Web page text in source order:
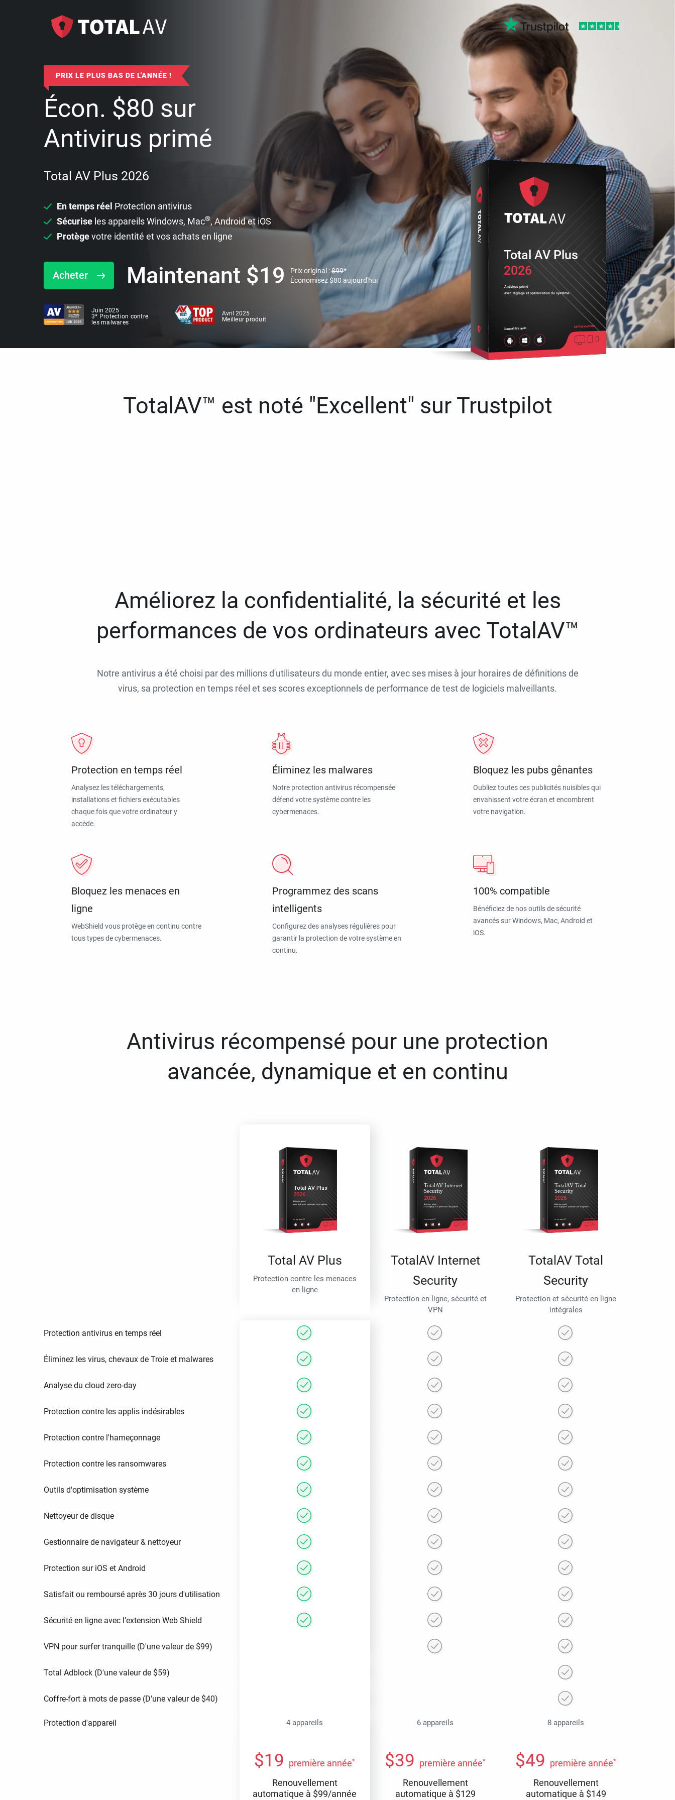
PRIX LE PLUS BAS DE L'ANNÉE !
Écon. $80 sur
Antivirus primé
Total AV Plus 2026
En temps réel Protection antivirus
Sécurise les appareils Windows, Mac®, Android et iOS
Protègevotre identité et vos achats en ligne
Acheter Maintenant $19 Prix original :$99*
Économisez$80 aujourd'hui
Juin 2025
3* Protection contre
les malwares
Avril 2025
Meilleur produit
2026
Antivirus primé
avec réglage et optimisation du système
Compatible avec Multiplateforme
Total AV Plus
TotalAV™ est noté "Excellent" sur Trustpilot
Améliorez la confidentialité, la sécurité et les
performances de vos ordinateurs avec TotalAV™
Notre antivirus a été choisi par des millions d'utilisateurs du monde entier, avec ses mises à jour horaires de définitions de
virus, sa protection en temps réel et ses scores exceptionnels de performance de test de logiciels malveillants.
Protection en temps réel
Analysez les téléchargements,
installations et fichiers exécutables
chaque fois que votre ordinateur y
accède.
Éliminez les malwares
Notre protection antivirus récompensée
défend votre système contre les
cybermenaces.
Bloquez les pubs gênantes
Oubliez toutes ces publicités nuisibles qui
envahissent votre écran et encombrent
votre navigation.
Bloquez les menaces en
ligne
WebShield vous protège en continu contre
tous types de cybermenaces.
Programmez des scans
intelligents
Configurez des analyses régulières pour
garantir la protection de votre système en
continu.
100% compatible
Bénéficiez de nos outils de sécurité
avancés sur Windows, Mac, Android et
iOS.
Antivirus récompensé pour une protection
avancée, dynamique et en continu
Total AV Plus
Protection contre les menaces
en ligne
TotalAV Internet
Security
Protection en ligne, sécurité et
VPN
TotalAV Total
Security
Protection et sécurité en ligne
intégrales
Protection antivirus en temps réel
Éliminez les virus, chevaux de Troie et malwares
Analyse du cloud zero-day
Protection contre les applis indésirables
Protection contre l'hameçonnage
Protection contre les ransomwares
Outils d'optimisation système
Nettoyeur de disque
Gestionnaire de navigateur & nettoyeur
Protection sur iOS et Android
Satisfait ou remboursé après 30 jours d'utilisation
Sécurité en ligne avec l’extension Web Shield
VPN pour surfer tranquille (D'une valeur de $99)
Total Adblock (D'une valeur de $59)
Coffre-fort à mots de passe (D'une valeur de $40)
Protection d'appareil 4 appareils 6 appareils 8 appareils
$19 première année*
Renouvellement
automatique à $99/année
$39 première année*
Renouvellement
automatique à $129
$49 première année*
Renouvellement
automatique à $149